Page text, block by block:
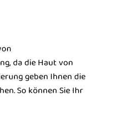
da die Haut von
geben Ihnen die
So können Sie Ihr